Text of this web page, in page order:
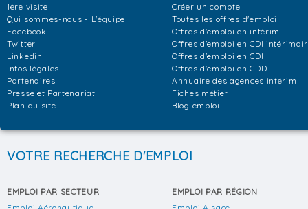
1ère visite
Qui sommes-nous - L'équipe
Facebook
Twitter
Linkedin
Infos légales
Partenaires
Presse et Partenariat
Plan du site
Créer un compte
Toutes les offres d'emploi
Offres d'emploi en intérim
Offres d'emploi en CDI
Offres d'emploi en CDI
Offres d'emploi en CDD
Annuaire des agences intérim
Fiches métier
Blog emploi
VOTRE RECHERCHE D'EMPLOI
EMPLOI PAR SECTEUR
EMPLOI PAR RÉGION